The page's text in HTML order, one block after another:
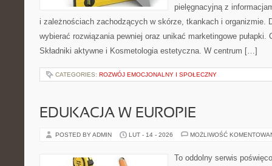
pielęgnacyjną z
i zależnościach zachodzących w skórze, tkankach i organizmie.
wybierać rozwiązania pewniej oraz unikać marketingowe pułapki.
Składniki aktywne i Kosmetologia estetyczna. W centrum […]
CATEGORIES: ROZWÓJ EMOCJONALNY I SPOŁECZNY
EDUKACJA W EUROPIE
POSTED BY ADMIN LUT - 14 - 2026 MOŻLIWOŚĆ
To oddolny serwis